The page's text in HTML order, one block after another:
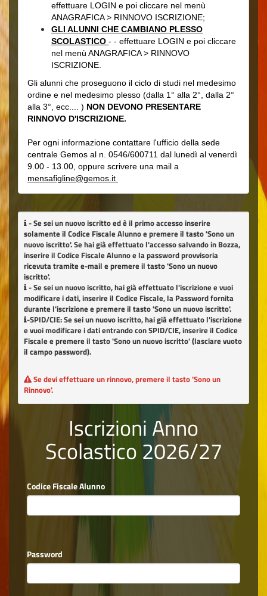
effettuare LOGIN e poi cliccare nel menù
ANAGRAFICA > RINNOVO ISCRIZIONE;
GLI ALUNNI CHE CAMBIANO PLESSO
SCOLASTICO - - effettuare LOGIN e poi cliccare
nel menù ANAGRAFICA > RINNOVO
ISCRIZIONE.
Gli alunni che proseguono il ciclo di studi nel medesimo
ordine e nel medesimo plesso (dalla 1° alla 2°, dalla 2°
alla 3°, ecc.... ) NON DEVONO PRESENTARE
RINNOVO D'ISCRIZIONE.
Per ogni informazione contattare l'ufficio della sede
centrale Gemos al n. 0546/600711 dal lunedì al venerdì
9.00 - 13.00, oppure scrivere una mail a
mensafigline@gemos.it
- Se sei un nuovo iscritto ed è il primo accesso inserire
solamente il Codice Fiscale Alunno e premere il tasto'Sono un
nuovo iscritto'. Se hai già effettuato l'accesso salvando in Bozza,
inserire il Codice Fiscale Alunno e la password provvisoria
ricevuta tramite e-mail e premere il tasto'Sono un nuovo
iscritto'.
- Se sei un nuovo iscritto, hai già effettuato l'iscrizione e vuoi
modificare i dati, inserire il Codice Fiscale, la Password fornita
durante l'iscrizione e premere il tasto'Sono un nuovo iscritto'.
-SPID/CIE: Se sei un nuovo iscritto, hai già effettuato l'iscrizione
e vuoi modificare i dati entrando con SPID/CIE, inserire il Codice
Fiscale e premere il tasto'Sono un nuovo iscritto'(lasciare vuoto
il campo password).
Se devi effettuare un rinnovo, premere il tasto'Sono un
Rinnovo'.
Iscrizioni Anno
Scolastico 2026/27
Codice Fiscale Alunno
Password